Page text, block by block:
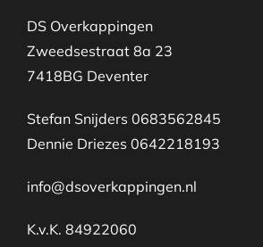
DS Overkappingen
Zweedsestraat 8a 23
7418BG Deventer
Stefan Snijders 0683562845
Dennie Driezes 0642218193
info@dsoverkappingen.nl
K.v.K. 84922060